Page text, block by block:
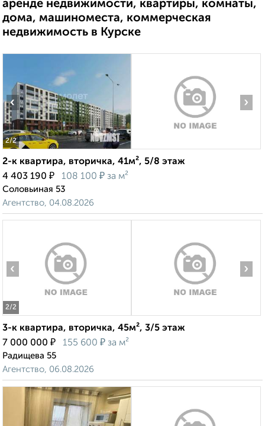
аренде недвижимости, квартиры, комнаты,
дома, машиноместа, коммерческая
недвижимость в Курске
2/2
‹ ›
2-к квартира, вторичка, 41м², 5/8 этаж
4 403 190 ₽ 108 100 ₽ за м²
Соловьиная 53
Агентство, 04.08.2026
2/2
‹ ›
3-к квартира, вторичка, 45м², 3/5 этаж
7 000 000 ₽ 155 600 ₽ за м²
Радищева 55
Агентство, 06.08.2026